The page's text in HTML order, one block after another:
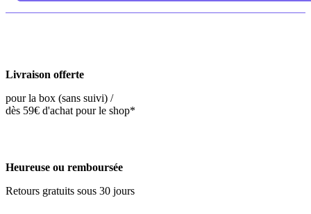
Livraison offerte
pour la box (sans suivi) /
dès 59€ d'achat pour le shop*
Heureuse ou remboursée
Retours gratuits sous 30 jours